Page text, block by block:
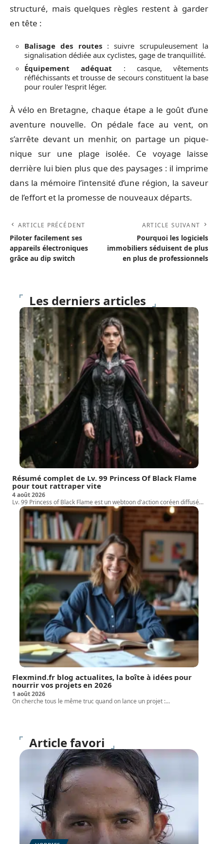
structuré, mais quelques règles restent à garder
en tête :
Balisage des routes: suivre scrupuleusement la
signalisation dédiée aux cyclistes, gage de tranquillité.
Équipement adéquat : casque, vêtements
réfléchissants et trousse de secours constituent la base
pour rouler l’esprit léger.
À vélo en Bretagne, chaque étape a le goût d’une
aventure nouvelle. On pédale face au vent, on
s’arrête devant un menhir, on partage un pique-
nique sur une plage isolée. Ce voyage laisse
derrière lui bien plus que des paysages : il imprime
dans la mémoire l’intensité d’une région, la saveur
de l’effort et la promesse de nouveaux départs.
ARTICLE PRÉCÉDENT
Piloter facilement ses
appareils électroniques
grâce au dip switch
ARTICLE SUIVANT
Pourquoi les logiciels
immobiliers séduisent de plus
en plus de professionnels
Les derniers articles
Résumé complet de Lv. 99 Princess Of Black Flame
pour tout rattraper vite
4 août 2026
Lv. 99 Princess of Black Flame est un webtoon d'action coréen diffusé…
Flexmind.fr blog actualites, la boîte à idées pour
nourrir vos projets en 2026
1 août 2026
On cherche tous le même truc quand on lance un projet :…
Article favori